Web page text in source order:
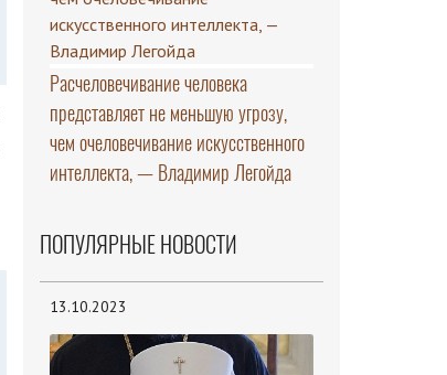
Расчеловечивание человека
представляет не меньшую угрозу,
чем очеловечивание искусственного
интеллекта, — Владимир Легойда
ПОПУЛЯРНЫЕ НОВОСТИ
13.10.2023